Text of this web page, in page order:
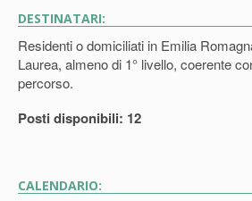
DESTINATARI:
Residenti o domiciliati in Emilia
Laurea, almeno di 1° livello, coerente
percorso.
Posti disponibili: 12
CALENDARIO: